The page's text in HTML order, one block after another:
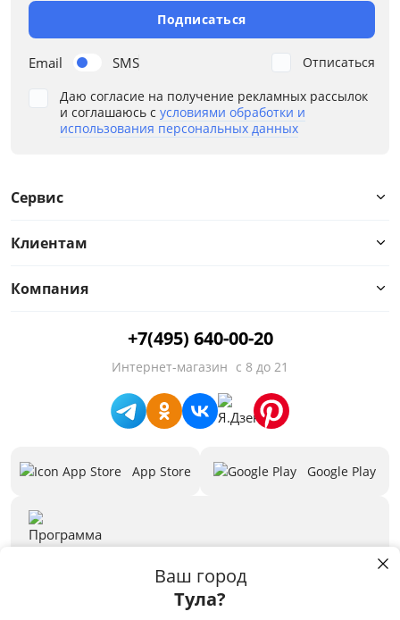
Пользуясь сайтом stolplit.ru, Вы подтверждаете использование cookie-
Ваш город
Тула?
Разная жесткость
В составе кокос
В составе латекс
В составе холлофабер/ струтто
С ортопедическим эффектом
Гарантия
Предложения
Email SMS
Подписаться
Даю согласие на получение рекламных рассылок
и соглашаюсь с условиями обработки и
использования персональных данных
Отписаться
Сервис
Клиентам
Компания
+7(495) 640-00-20
Интернет-магазин с 8 до 21
App Store Google Play
3D программа